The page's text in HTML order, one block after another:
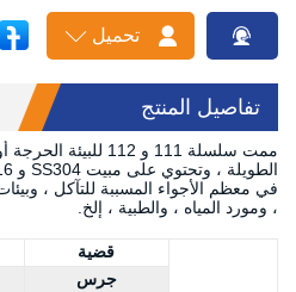
تحميل
تفاصيل المنتج
ُممت سلسلة 111 و 112
في معظم الأجواء المسببة للتآكل ،
، ومورد المياه ، والطبية ، إلخ.
قضية
جرس